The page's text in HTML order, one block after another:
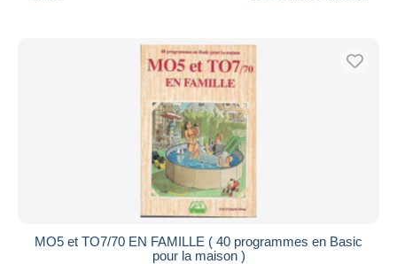
MO5 et TO7/70 EN FAMILLE ( 40 programmes en Basic
pour la maison )